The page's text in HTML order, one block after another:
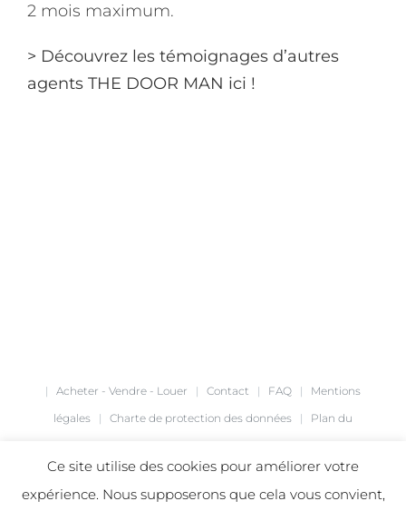
2 mois maximum.
> Découvrez les témoignages d’autres
agents THE DOOR MAN ici !
| Acheter - Vendre - Louer | Contact | FAQ | Mentions
légales | Charte de protection des données | Plan du
Ce site utilise des cookies pour améliorer votre
expérience. Nous supposerons que cela vous convient,